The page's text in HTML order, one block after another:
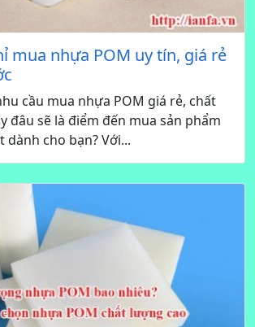
mua nhựa POM uy tín, giá rẻ
cầu mua nhựa POM giá rẻ, chất
đâu sẽ là điểm đến mua sản phẩm
cho bạn? Với...